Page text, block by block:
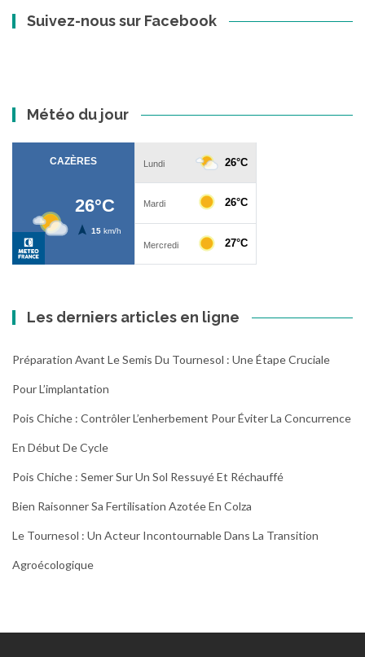
Suivez-nous sur Facebook
Météo du jour
Les derniers articles en ligne
Préparation Avant Le Semis Du Tournesol : Une Étape Cruciale
Pour L’implantation
Pois Chiche : Contrôler L’enherbement Pour Éviter La Concurrence
En Début De Cycle
Pois Chiche : Semer Sur Un Sol Ressuyé Et Réchauffé
Bien Raisonner Sa Fertilisation Azotée En Colza
Le Tournesol : Un Acteur Incontournable Dans La Transition
Agroécologique